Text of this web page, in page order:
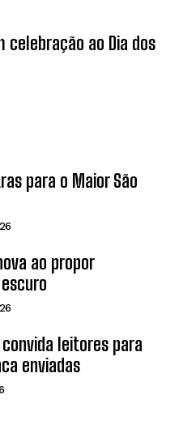
celebração ao Dia dos
para o Maior São
ao propor
convida leitores para
enviadas